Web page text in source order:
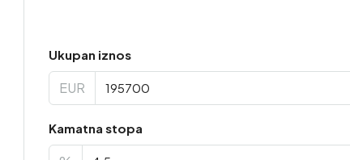
Ukupan iznos
EUR
Kamatna stopa